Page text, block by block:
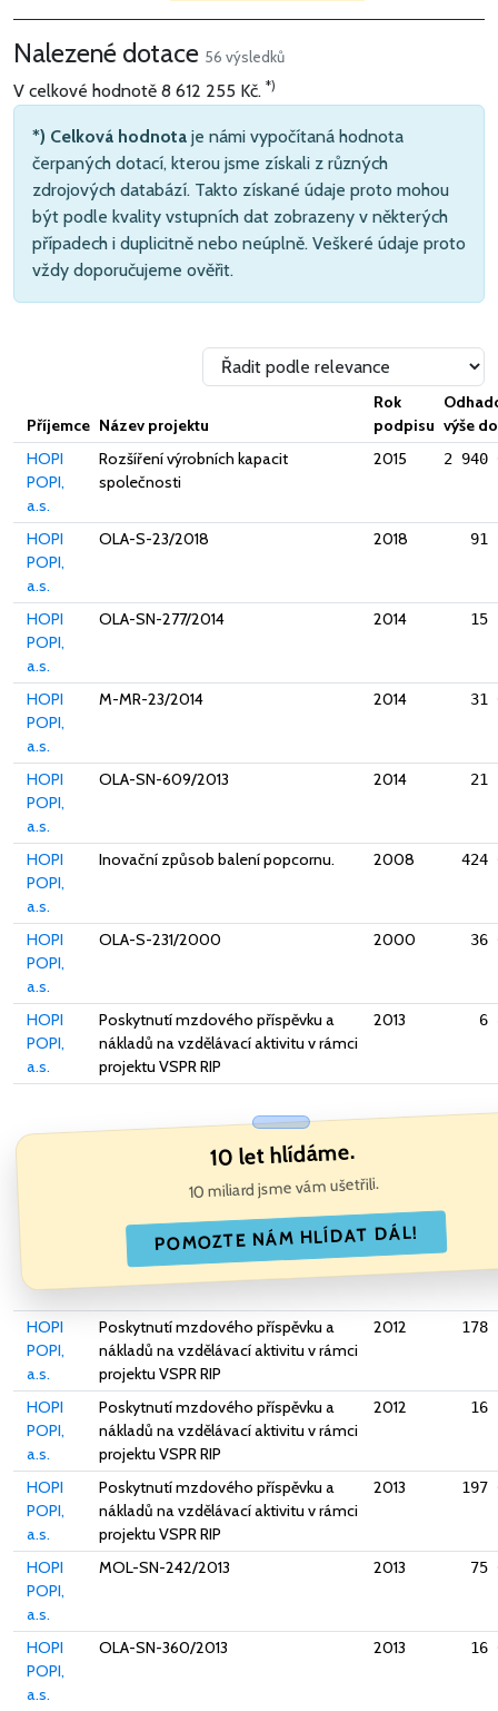
Nalezené dotace 56 výsledků
V celkové hodnotě 8 612 255 Kč. *)
*) Celková hodnota je námi vypočítaná hodnota
čerpaných dotací, kterou jsme získali z různých
zdrojových databází. Takto získané údaje proto mohou
být podle kvality vstupních dat zobrazeny v některých
případech i duplicitně nebo neúplně. Veškeré údaje proto
vždy doporučujeme ověřit.
Příjemce Název projektu
Rok
podpisu výše
HOPI
POPI,
a.s.
Rozšíření výrobních kapacit
společnosti
2015 2 940
HOPI
POPI,
a.s.
OLA-S-23/2018 2018 91
HOPI
POPI,
a.s.
OLA-SN-277/2014 2014 15
HOPI
POPI,
a.s.
M-MR-23/2014 2014 31
HOPI
POPI,
a.s.
OLA-SN-609/2013 2014 21
HOPI
POPI,
a.s.
Inovační způsob balení popcornu. 2008 424
HOPI
POPI,
a.s.
OLA-S-231/2000 2000 36
HOPI
POPI,
a.s.
Poskytnutí mzdového příspěvku a
nákladů na vzdělávací aktivitu v rámci
projektu VSPR RIP
2013 6
10 let hlídáme.
10 miliard jsme vám ušetřili.
POMOZTE NÁM HLÍDAT DÁL!
HOPI
POPI,
a.s.
Poskytnutí mzdového příspěvku a
nákladů na vzdělávací aktivitu v rámci
projektu VSPR RIP
2012 178
HOPI
POPI,
a.s.
Poskytnutí mzdového příspěvku a
nákladů na vzdělávací aktivitu v rámci
projektu VSPR RIP
2012 16
HOPI
POPI,
a.s.
Poskytnutí mzdového příspěvku a
nákladů na vzdělávací aktivitu v rámci
projektu VSPR RIP
2013 197
HOPI
POPI,
a.s.
MOL-SN-242/2013 2013 75
HOPI
POPI,
a.s.
OLA-SN-360/2013 2013 16